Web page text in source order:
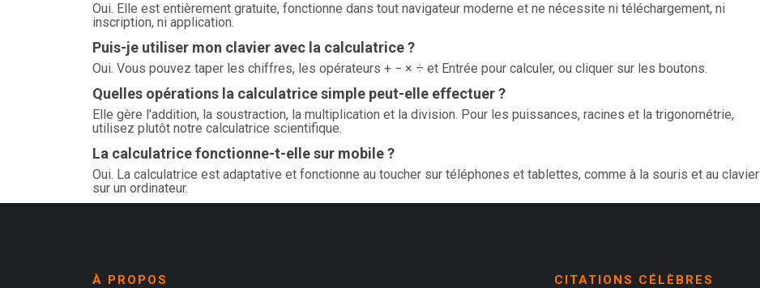
Oui. Elle est entièrement gratuite, fonctionne dans tout navigateur moderne et ne nécessite ni téléchargement, ni
inscription, ni application.
Puis-je utiliser mon clavier avec la calculatrice ?
Oui. Vous pouvez taper les chiffres, les opérateurs + − × ÷ et Entrée pour calculer, ou cliquer sur les boutons.
Quelles opérations la calculatrice simple peut-elle effectuer ?
Elle gère l'addition, la soustraction, la multiplication et la division. Pour les puissances, racines et la trigonométrie,
utilisez plutôt notre calculatrice scientifique.
La calculatrice fonctionne-t-elle sur mobile ?
Oui. La calculatrice est adaptative et fonctionne au toucher sur téléphones et tablettes, comme à la souris et au clavier
sur un ordinateur.
À PROPOS CITATIONS CÉLÈBRES